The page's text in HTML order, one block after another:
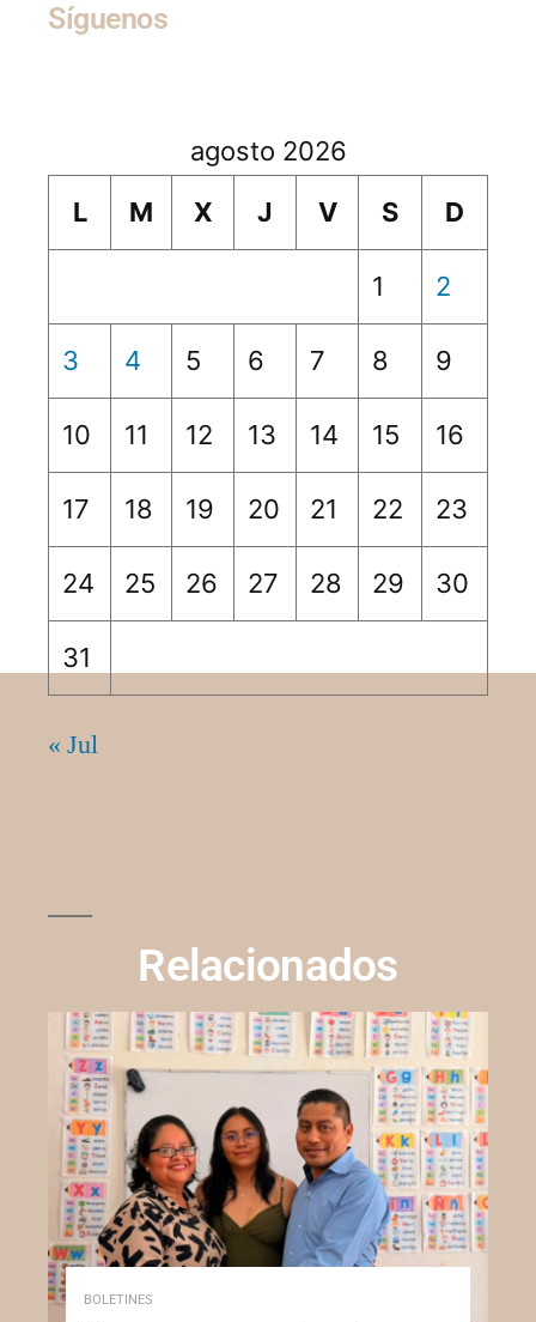
Síguenos
agosto 2026
L
M X J V S D
1 2
3 4 5 6 7 8 9
10 11 12 13 14 15 16
17 18 19 20 21 22 23
24 25 26 27 28 29 30
31
« Jul
Relacionados
BOLETINES